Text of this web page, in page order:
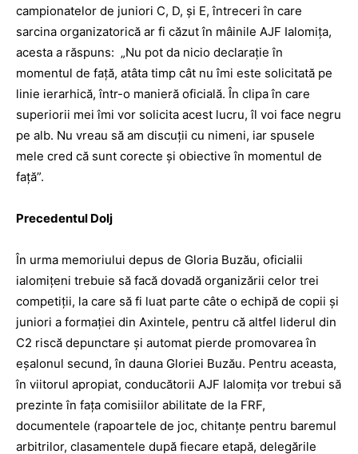
campionatelor de juniori C, D, şi E, întreceri în care
sarcina organizatorică ar fi căzut în mâinile AJF Ialomiţa,
acesta a răspuns: „Nu pot da nicio declaraţie în
momentul de faţă, atâta timp cât nu îmi este solicitată pe
linie ierarhică, într-o manieră oficială. În clipa în care
superiorii mei îmi vor solicita acest lucru, îl voi face negru
pe alb. Nu vreau să am discuţii cu nimeni, iar spusele
mele cred că sunt corecte şi obiective în momentul de
faţă”.
Precedentul Dolj
În urma memoriului depus de Gloria Buzău, oficialii
ialomiţeni trebuie să facă dovadă organizării celor trei
competiţii, la care să fi luat parte câte o echipă de copii şi
juniori a formaţiei din Axintele, pentru că altfel liderul din
C2 riscă depunctare şi automat pierde promovarea în
eşalonul secund, în dauna Gloriei Buzău. Pentru aceasta,
în viitorul apropiat, conducătorii AJF Ialomiţa vor trebui să
prezinte în faţa comisiilor ­abi­litate de la FRF,
documentele (rapoartele de joc, chitanţe pentru baremul
arbitrilor, clasamentele după fiecare etapă, delegările